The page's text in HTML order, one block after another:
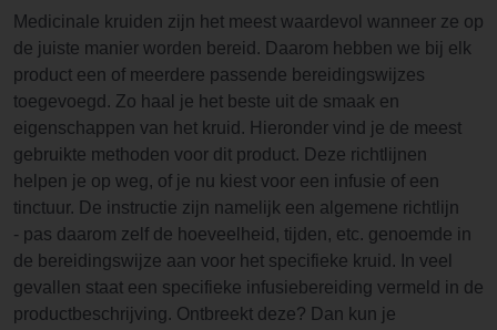
Medicinale kruiden zijn het meest waardevol wanneer ze op
de juiste manier worden bereid. Daarom hebben we bij elk
product een of meerdere passende bereidingswijzes
toegevoegd. Zo haal je het beste uit de smaak en
eigenschappen van het kruid. Hieronder vind je de meest
gebruikte methoden voor dit product. Deze richtlijnen
helpen je op weg, of je nu kiest voor een infusie of een
tinctuur. De instructie zijn namelijk een algemene richtlijn
- pas daarom zelf de hoeveelheid, tijden, etc. genoemde in
de bereidingswijze aan voor het specifieke kruid. In veel
gevallen staat een specifieke infusiebereiding vermeld in de
productbeschrijving. Ontbreekt deze? Dan kun je